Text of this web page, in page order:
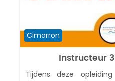
Instructeur
Cursuscategorie
Cimarron
Tijdens deze